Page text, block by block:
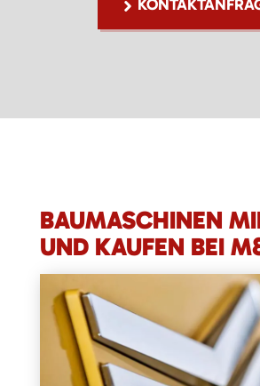
BAUMASCHINEN
UND KAUFEN BEI